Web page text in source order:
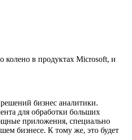
колено в продуктах Microsoft, и
бизнес аналитики.
для обработки больших
приложения, специально
бизнесе. К тому же, это будет